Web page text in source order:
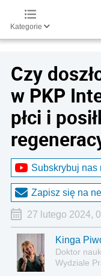
Kategorie
Czy
w PKP
płci i
Subskrybuj nas
Zapisz się na
27 lutego 2024,
Kinga
Doktor
Wydziale